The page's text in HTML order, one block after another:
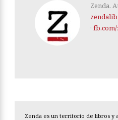
Zenda.
·
Zenda es un territorio de libros y